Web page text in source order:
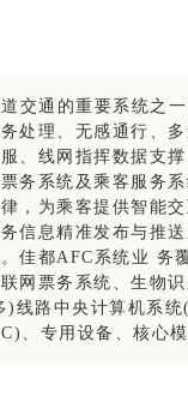
交通的重要系统之
处理、无感通行、
、线网指挥数据支
务系统及乘客服务
，为乘客提供智能
信息精准发布与推
佳都AFC系统业 务
网票务系统、生物
)线路中央计算机系
、专用设备、核心模